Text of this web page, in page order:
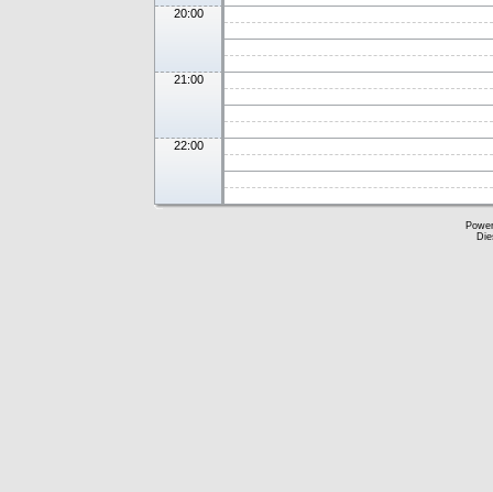
20:00
21:00
22:00